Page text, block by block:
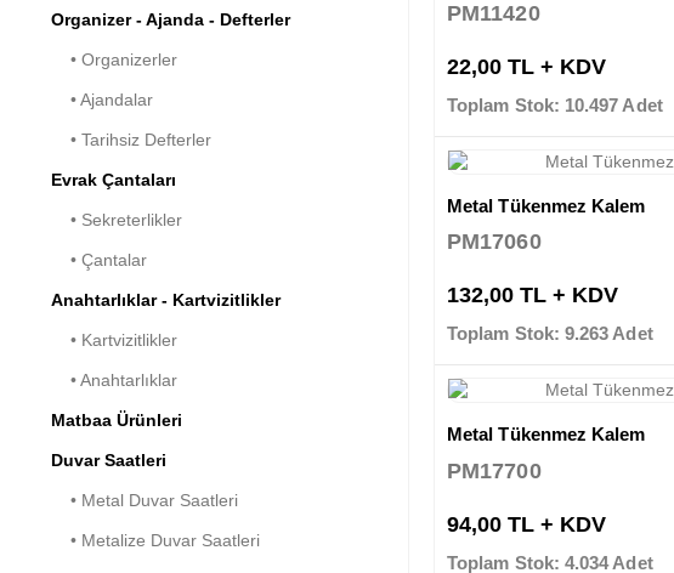
Organizer - Ajanda - Defterler
• Organizerler
• Ajandalar
• Tarihsiz Defterler
Evrak Çantaları
• Sekreterlikler
• Çantalar
Anahtarlıklar - Kartvizitlikler
• Kartvizitlikler
• Anahtarlıklar
Matbaa Ürünleri
Duvar Saatleri
• Metal Duvar Saatleri
• Metalize Duvar Saatleri
PM11420
22,00 TL + KDV
Toplam Stok: 10.497 Adet
Metal Tükenmez Kalem
PM17060
132,00 TL + KDV
Toplam Stok: 9.263 Adet
Metal Tükenmez Kalem
PM17700
94,00 TL + KDV
Toplam Stok: 4.034 Adet